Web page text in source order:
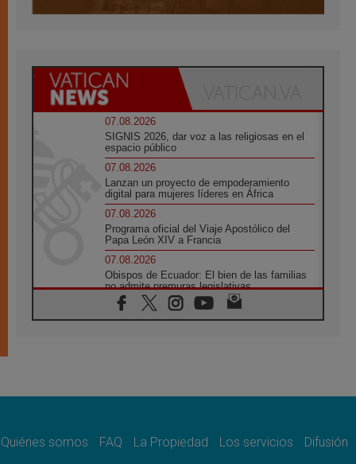
07.08.2026
SIGNIS 2026, dar voz a las religiosas en el
espacio público
07.08.2026
Lanzan un proyecto de empoderamiento
digital para mujeres líderes en África
07.08.2026
Programa oficial del Viaje Apostólico del
Papa León XIV a Francia
07.08.2026
Obispos de Ecuador: El bien de las familias
no admite premuras legislativas
06.08.2026
Cardenal Parolin: La paz comienza con la
06.08.2026
06.08.2026
Quiénes somos FAQ La Propiedad Los servicios
Difusión